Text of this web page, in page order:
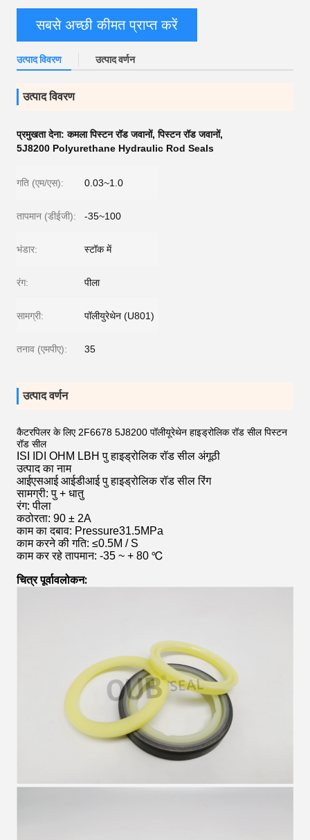
सबसे अच्छी कीमत प्राप्त करें
उत्पाद विवरण उत्पाद वर्णन
उत्पाद विवरण
प्रमुखता देना:कमला पिस्टन रॉड जवानों,पिस्टन रॉड जवानों,
5J8200 Polyurethane Hydraulic Rod Seals
गति (एम/एस): 0.03~1.0
तापमान (डीईजी): -35~100
भंडार: स्टॉक में
रंग: पीला
सामग्री: पॉलीयुरेथेन (U801)
तनाव (एमपीए): 35
उत्पाद वर्णन
कैटरपिलर के लिए 2F6678 5J8200 पॉलीयूरेथेन हाइड्रोलिक रॉड सील पिस्टन
रॉड सील
ISI IDI OHM LBH पु हाइड्रोलिक रॉड सील अंगूठी
उत्पाद का नाम
आईएसआई आईडीआई पु हाइड्रोलिक रॉड सील रिंग
सामग्री: पु + धातु
रंग: पीला
कठोरता: 90 ± 2A
काम का दबाव: Pressure31.5MPa
काम करने की गति: ≤0.5M / S
काम कर रहे तापमान: -35 ~ + 80 ℃
चित्र पूर्वावलोकन: